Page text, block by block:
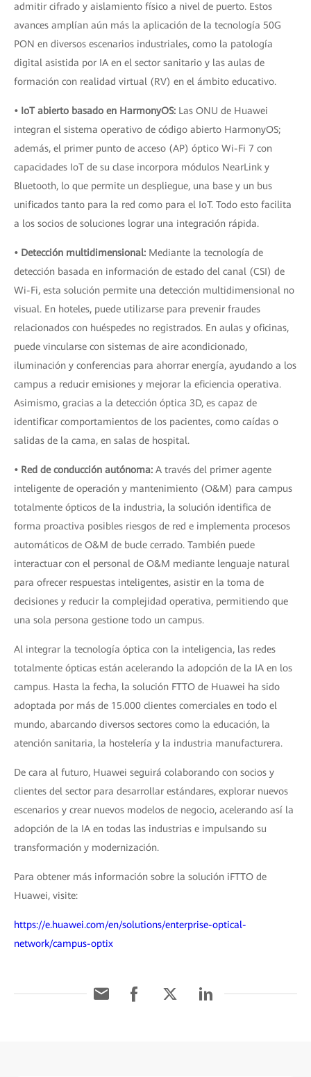
admitir cifrado y aislamiento físico a nivel de puerto. Estos
avances amplían aún más la aplicación de la tecnología 50G
PON en diversos escenarios industriales, como la patología
digital asistida por IA en el sector sanitario y las aulas de
formación con realidad virtual (RV) en el ámbito educativo.
• IoT abierto basado en HarmonyOS: Las ONU de Huawei
integran el sistema operativo de código abierto HarmonyOS;
además, el primer punto de acceso (AP) óptico Wi-Fi 7 con
capacidades IoT de su clase incorpora módulos NearLink y
Bluetooth, lo que permite un despliegue, una base y un bus
unificados tanto para la red como para el IoT. Todo esto facilita
a los socios de soluciones lograr una integración rápida.
• Detección multidimensional: Mediante la tecnología de
detección basada en información de estado del canal (CSI) de
Wi-Fi, esta solución permite una detección multidimensional no
visual. En hoteles, puede utilizarse para prevenir fraudes
relacionados con huéspedes no registrados. En aulas y oficinas,
puede vincularse con sistemas de aire acondicionado,
iluminación y conferencias para ahorrar energía, ayudando a los
campus a reducir emisiones y mejorar la eficiencia operativa.
Asimismo, gracias a la detección óptica 3D, es capaz de
identificar comportamientos de los pacientes, como caídas o
salidas de la cama, en salas de hospital.
• Red de conducción autónoma: A través del primer agente
inteligente de operación y mantenimiento (O&M) para campus
totalmente ópticos de la industria, la solución identifica de
forma proactiva posibles riesgos de red e implementa procesos
automáticos de O&M de bucle cerrado. También puede
interactuar con el personal de O&M mediante lenguaje natural
para ofrecer respuestas inteligentes, asistir en la toma de
decisiones y reducir la complejidad operativa, permitiendo que
una sola persona gestione todo un campus.
Al integrar la tecnología óptica con la inteligencia, las redes
totalmente ópticas están acelerando la adopción de la IA en los
campus. Hasta la fecha, la solución FTTO de Huawei ha sido
adoptada por más de 15.000 clientes comerciales en todo el
mundo, abarcando diversos sectores como la educación, la
atención sanitaria, la hostelería y la industria manufacturera.
De cara al futuro, Huawei seguirá colaborando con socios y
clientes del sector para desarrollar estándares, explorar nuevos
escenarios y crear nuevos modelos de negocio, acelerando así la
adopción de la IA en todas las industrias e impulsando su
transformación y modernización.
Para obtener más información sobre la solución iFTTO de
Huawei, visite:
https://e.huawei.com/en/solutions/enterprise-optical-
network/campus-optix